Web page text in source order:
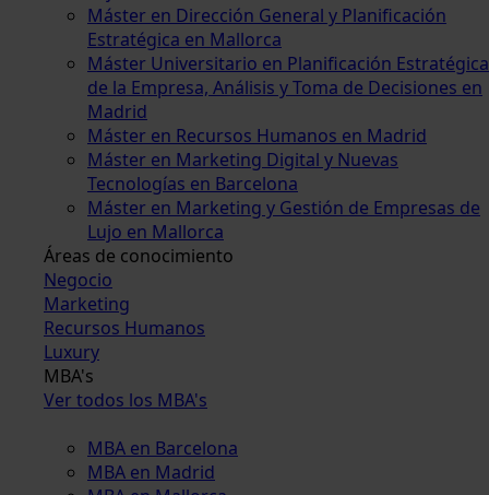
Máster en Dirección General y Planificación
Estratégica en Mallorca
Máster Universitario en Planificación Estratégica
de la Empresa, Análisis y Toma de Decisiones en
Madrid
Máster en Recursos Humanos en Madrid
Máster en Marketing Digital y Nuevas
Tecnologías en Barcelona
Máster en Marketing y Gestión de Empresas de
Lujo en Mallorca
Áreas de conocimiento
Negocio
Marketing
Recursos Humanos
Luxury
MBA's
Ver todos los MBA's
MBA en Barcelona
MBA en Madrid